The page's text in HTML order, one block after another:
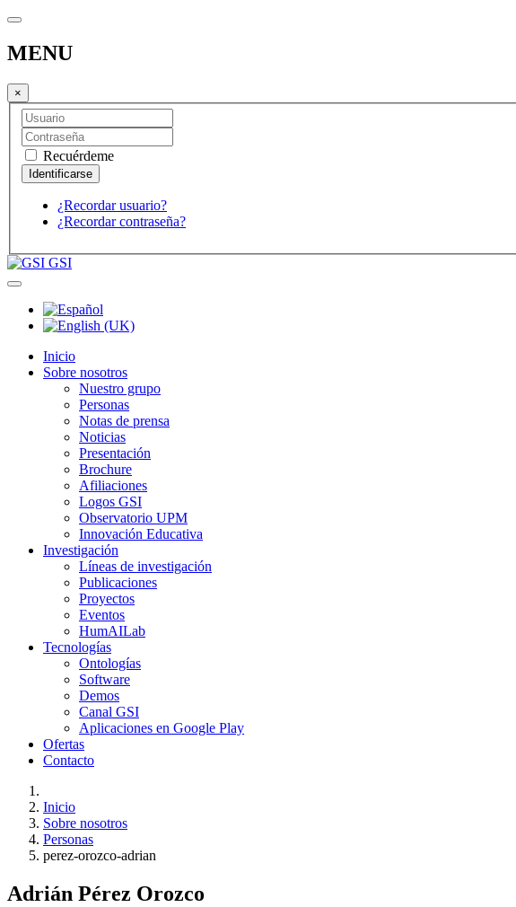
MENU
×
Recuérdeme
¿Recordar usuario?
¿Recordar contraseña?
GSI
Inicio
Sobre nosotros
Nuestro grupo
Personas
Notas de prensa
Noticias
Presentación
Brochure
Afiliaciones
Logos GSI
Observatorio UPM
Innovación Educativa
Investigación
Líneas de investigación
Publicaciones
Proyectos
Eventos
HumAILab
Tecnologías
Ontologías
Software
Demos
Canal GSI
Aplicaciones en Google Play
Ofertas
Contacto
Inicio
Sobre nosotros
Personas
perez-orozco-adrian
Adrián Pérez Orozco